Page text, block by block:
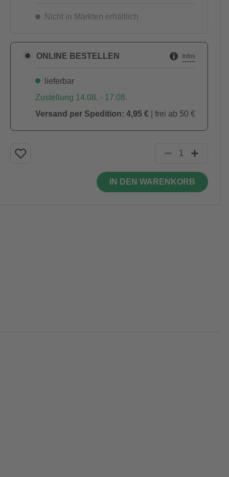
Nicht in Märkten erhältlich
ONLINE BESTELLEN Infos
lieferbar
Zustellung 14.08. - 17.08.
Versand per Spedition: 4,95 €| frei ab 50 €
IN DEN WARENKORB